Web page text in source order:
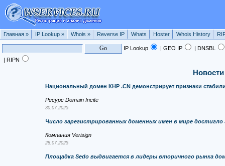
Главная» IP Lookup» Whois » Reverse IP Whats Hoster Whois History
IP Lookup | GEO IP
| DNSBL
| RIPN
Национальный домен КНР .CN демонстрирует признаки
Ресурс Domain Incite
30.07.2025
Число зарегистрированных доменных имен в мире достигло
Компания Verisign
28.07.2025
Площадка Sedo выдвигается в лидеры вторичного рынка